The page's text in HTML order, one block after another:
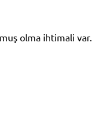
olma ihtimali var.